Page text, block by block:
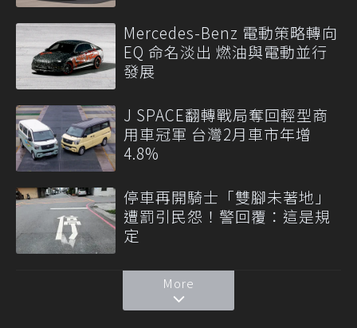
Mercedes-Benz 電動策略轉向
EQ 命名淡出 燃油與電動並行
發展
J SPACE翻轉戰局奪回輕型商
用車冠軍 台灣2月車市年增
4.8%
停車再開騎士「雙腳未著地」
遭罰引民怨！警回覆：這是規
定
More